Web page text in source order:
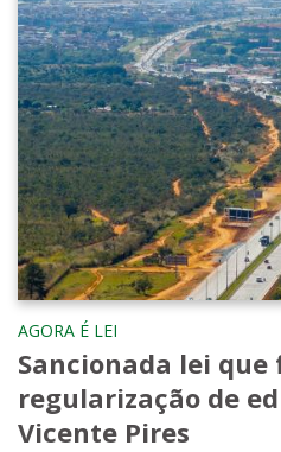
AGORA É LEI
Sancionada lei
regularização de
Vicente Pires